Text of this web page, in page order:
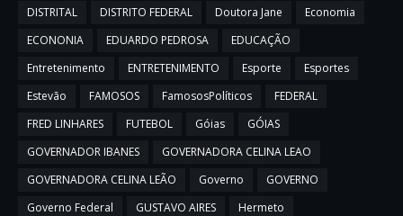
DISTRITAL
DISTRITO FEDERAL Doutora Jane
Economia
ECONONIA
EDUARDO PEDROSA
EDUCAÇÃO
Entretenimento
ENTRETENIMENTO Esporte
Esportes
Estevão
FAMOSOS FamososPolíticos
FEDERAL
FRED LINHARES
FUTEBOL Góias
GÓIAS
GOVERNADOR IBANES
GOVERNADORA CELINA LEAO
GOVERNADORA CELINA LEÃO
Governo
GOVERNO
Governo Federal
GUSTAVO AIRES
Hermeto